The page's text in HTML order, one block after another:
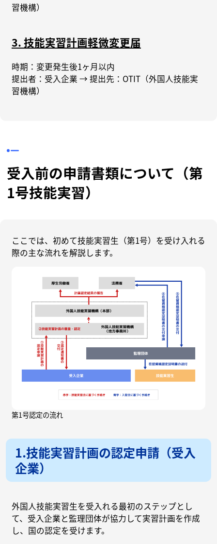
習機構）
3. 技能実習計画軽微変更届
時期：変更発生後1ヶ月以内
提出者：受入企業 → 提出先：OTIT（外国人技能実
習機構）
受入前の申請書類について（第
1号技能実習）
ここでは、初めて技能実習生（第1号）を受け入れる
際の主な流れを解説します。
第1号認定の流れ
1.技能実習計画の認定申請（受入
企業）
外国人技能実習生を受入れる最初のステップとし
て、受入企業と監理団体が協力して実習計画を作成
し、国の認定を受けます。